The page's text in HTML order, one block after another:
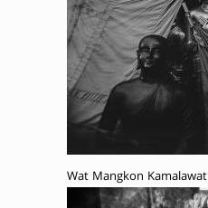
Wat Mangkon Kamalawat